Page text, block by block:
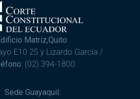
Matriz,Quito:
E10 25 y Lizardo García /
(02) 394-1800
Sede Guayaquil: